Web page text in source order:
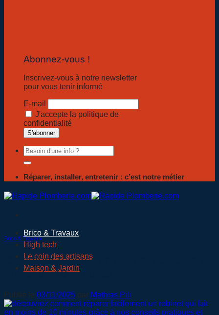
Abonnez-vous !
Inscrivez-vous à notre newsletter
pour vous tenir informé
E-mail
J'accepte la politique de
confidentialité
Réparer, installer, entretenir : c’est notre métier
Brico & Travaux
High tech
Le coin des artisans
Maison & Jardin
Brico & Travaux
Comment réparer un robinet qui fuit en
moins de 10 minutes
Publié le 03/11/2025 par Mathias Pili